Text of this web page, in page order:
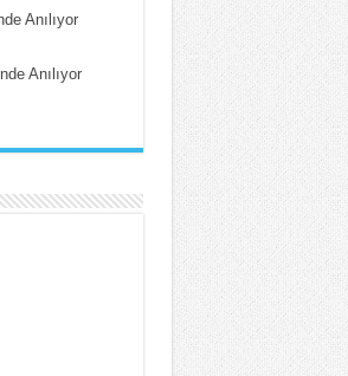
Anılıyor
Anılıyor